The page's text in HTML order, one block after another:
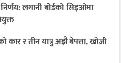
लगानी बोर्डको सिइओमा
र तीन यात्रु अझै बेपत्ता, खोजी